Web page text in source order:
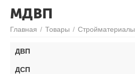
МДВП
Главная / Товары / Стройматериалы
ДВП
ДСП